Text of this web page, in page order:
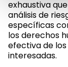
exhaustiva
análisis de
específicas
los derechos
efectiva de
interesadas.